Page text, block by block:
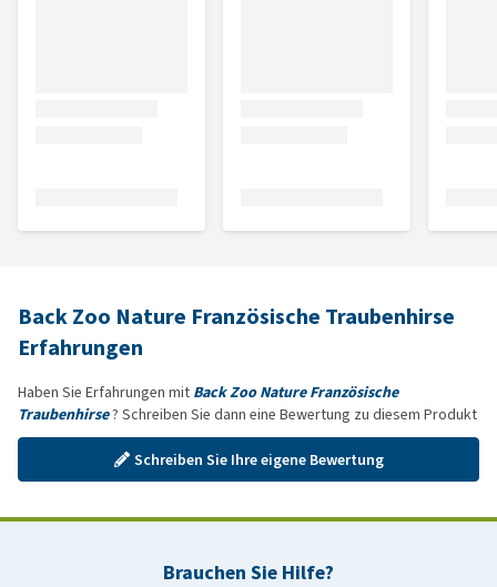
Back Zoo Nature Französische Traubenhirse
Erfahrungen
Haben Sie Erfahrungen mit Back Zoo Nature Französische
Traubenhirse? Schreiben Sie dann eine Bewertung zu diesem Produkt
Schreiben Sie Ihre eigene Bewertung
Brauchen Sie Hilfe?